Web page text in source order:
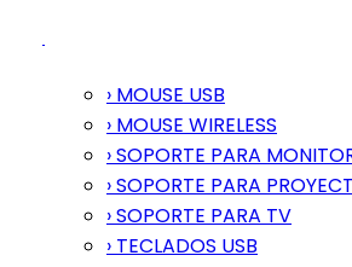
› MOUSE USB
› MOUSE WIRELESS
› SOPORTE PARA
› SOPORTE PARA
› SOPORTE PARA TV
› TECLADOS USB